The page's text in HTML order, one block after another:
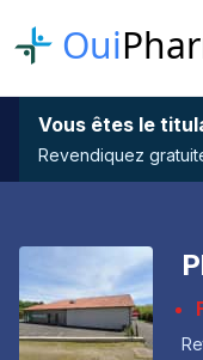
Oui
Vous êtes le
Revendiquez